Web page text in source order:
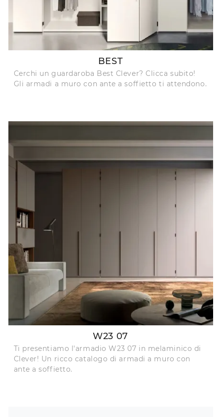
BEST
Cerchi un guardaroba Best Clever? Clicca subito!
Gli armadi a muro con ante a soffietto ti attendono.
W23 07
Ti presentiamo l'armadio W23 07 in melaminico di
Clever! Un ricco catalogo di armadi a muro con
ante a soffietto.